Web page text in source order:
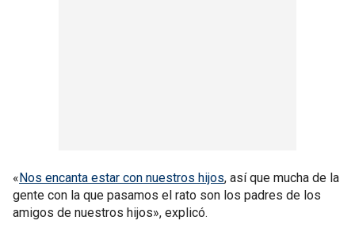
« Nos encanta estar con nuestros hijos, así que mucha de la
gente con la que pasamos el rato son los padres de los
amigos de nuestros hijos», explicó.